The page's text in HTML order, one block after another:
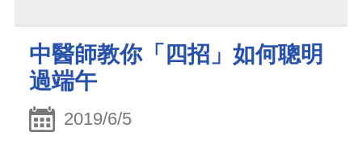
中醫師教你「四招」如何聰明
過端午
2019/6/5